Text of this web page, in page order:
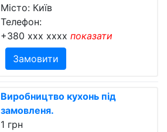
Місто: Київ
Телефон:
+380 xxx xxxx показати
Замовити
Виробництво кухонь під
замовленя.
1 грн